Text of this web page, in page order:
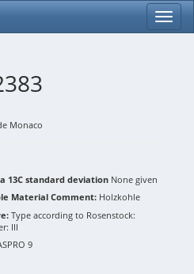
Monaco
13C standard deviation None given
Material Comment: Holzkohle
Type according to Rosenstock:
III
9